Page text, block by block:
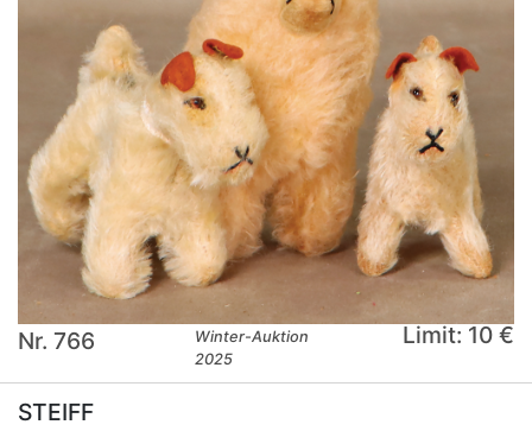
Nr. 766
Winter-Auktion
2025
Limit: 10 €
STEIFF